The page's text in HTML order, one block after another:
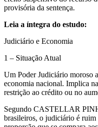
provisória da sentença.
Leia a íntegra do estudo:
Judiciário e Economia
1 – Situação Atual
Um Poder Judiciário moroso
economia nacional. Implica
restrição ao crédito ou no
Segundo CASTELLAR
brasileiros, o judiciário é ruim